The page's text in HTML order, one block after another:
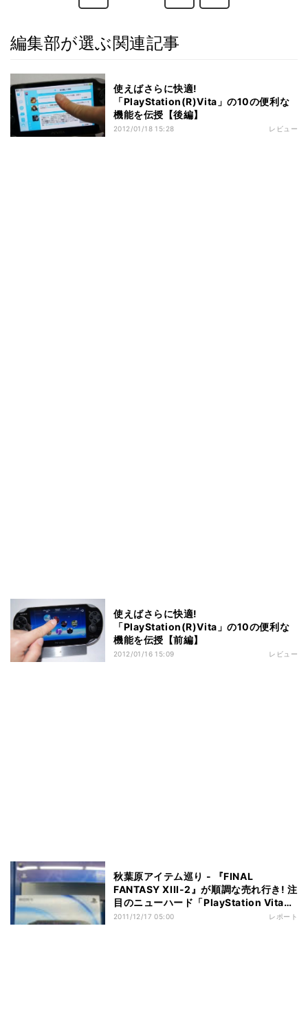
編集部が選ぶ関連記事
使えばさらに快適!
「PlayStation(R)Vita」の10の便利な
機能を伝授【後編】
2012/01/18 15:28 レビュー
使えばさらに快適!
「PlayStation(R)Vita」の10の便利な
機能を伝授【前編】
2012/01/16 15:09 レビュー
秋葉原アイテム巡り - 『FINAL
FANTASY XIII-2』が順調な売れ行き! 注
目のニューハード「PlayStation Vita」
もいよいよ発売開始に
2011/12/17 05:00 レポート